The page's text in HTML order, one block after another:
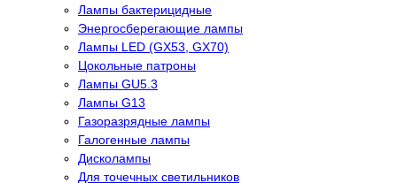
Лампы бактерицидные
Энергосберегающие лампы
Лампы LED (GX53, GX70)
Цокольные патроны
Лампы GU5.3
Лампы G13
Газоразрядные лампы
Галогенные лампы
Дисколампы
Для точечных светильников